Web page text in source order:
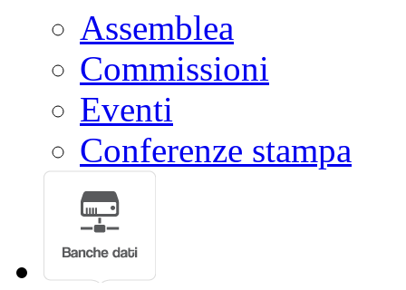
Assemblea
Commissioni
Eventi
Conferenze stampa